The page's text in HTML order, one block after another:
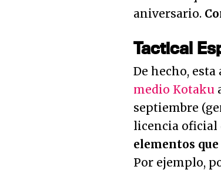
aniversario.
Tactical
De hecho,
medio Kotaku
septiembre
licencia oficial
elementos
Por ejemplo,